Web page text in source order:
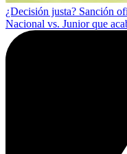
¿Decisión justa? Sanción
Nacional vs. Junior que